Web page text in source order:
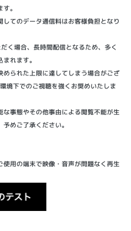
。
てのデータ通信料はお客様負担となり
く場合、長時間配信となるため、多く
れます。
められた上限に達してしまう場合がござ
境下でのご視聴を強くお奨めいたしま
事態やその他事由による閲覧不能が生
めご了承ください。
用の端末で映像・音声が問題なく再生